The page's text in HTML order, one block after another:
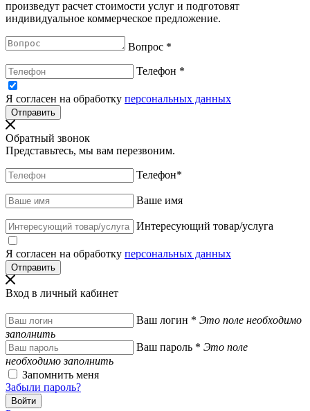
произведут расчет стоимости услуг и подготовят
индивидуальное коммерческое предложение.
Вопрос *
Телефон *
Я согласен на обработку персональных данных
Обратный звонок
Представьтесь, мы вам перезвоним.
Телефон*
Ваше имя
Интересующий товар/услуга
Я согласен на обработку персональных данных
Вход в личный кабинет
Ваш логин * Это поле необходимо
заполнить
Ваш пароль * Это поле
необходимо заполнить
Запомнить меня
Забыли пароль?